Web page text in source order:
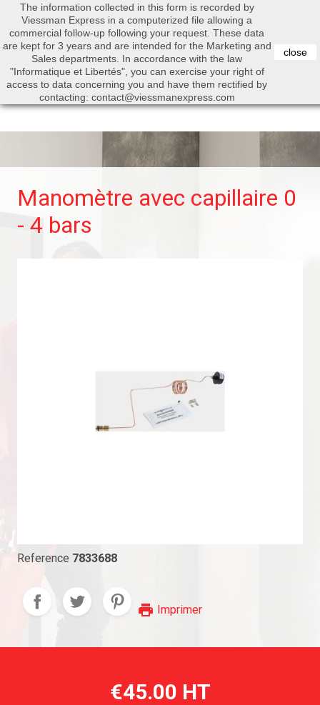
 
Search
Manomètre avec capillaire 0
- 4 bars
Reference 7833688
print Imprimer
€45.00 HT
The information collected in this form is recorded by
Viessman Express in a computerized file allowing a
commercial follow-up following your request. These data
are kept for 3 years and are intended for the Marketing and
Sales departments. In accordance with the law
"Informatique et Libertés", you can exercise your right of
access to data concerning you and have them rectified by
contacting: contact@viessmanexpress.com
close